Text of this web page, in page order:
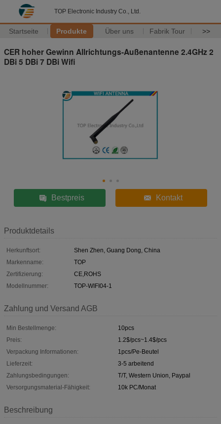
TOP Electronic Industry Co., Ltd.
Startseite Produkte Über uns Fabrik Tour >>
CER hoher Gewinn Allrichtungs-Außenantenne 2.4GHz 2
DBi 5 DBi 7 DBi Wifi
Bestpreis Kontakt
Produktdetails
Herkunftsort:
Shen Zhen, Guang Dong, China
Markenname:
TOP
Zertifizierung:
CE,ROHS
Modellnummer:
TOP-WIFI04-1
Zahlung und Versand AGB
Min Bestellmenge:
10pcs
Preis:
1.2$/pcs~1.4$/pcs
Verpackung Informationen:
1pcs/Pe-Beutel
Lieferzeit:
3-5 arbeitend
Zahlungsbedingungen:
T/T, Western Union, Paypal
Versorgungsmaterial-Fähigkeit:
10k PC/Monat
Beschreibung